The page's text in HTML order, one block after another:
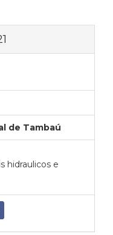
de Tambaú
hidraulicos e